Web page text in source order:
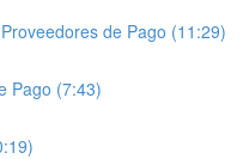
de Pago (11:29)
Pago (7:43)